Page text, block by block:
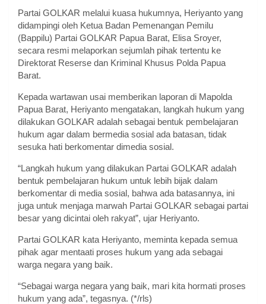
Partai GOLKAR melalui kuasa hukumnya, Heriyanto yang
didampingi oleh Ketua Badan Pemenangan Pemilu
(Bappilu) Partai GOLKAR Papua Barat, Elisa Sroyer,
secara resmi melaporkan sejumlah pihak tertentu ke
Direktorat Reserse dan Kriminal Khusus Polda Papua
Barat.
Kepada wartawan usai memberikan laporan di Mapolda
Papua Barat, Heriyanto mengatakan, langkah hukum yang
dilakukan GOLKAR adalah sebagai bentuk pembelajaran
hukum agar dalam bermedia sosial ada batasan, tidak
sesuka hati berkomentar dimedia sosial.
“Langkah hukum yang dilakukan Partai GOLKAR adalah
bentuk pembelajaran hukum untuk lebih bijak dalam
berkomentar di media sosial, bahwa ada batasannya, ini
juga untuk menjaga marwah Partai GOLKAR sebagai partai
besar yang dicintai oleh rakyat”, ujar Heriyanto.
Partai GOLKAR kata Heriyanto, meminta kepada semua
pihak agar mentaati proses hukum yang ada sebagai
warga negara yang baik.
“Sebagai warga negara yang baik, mari kita hormati proses
hukum yang ada”, tegasnya. (*/rls)